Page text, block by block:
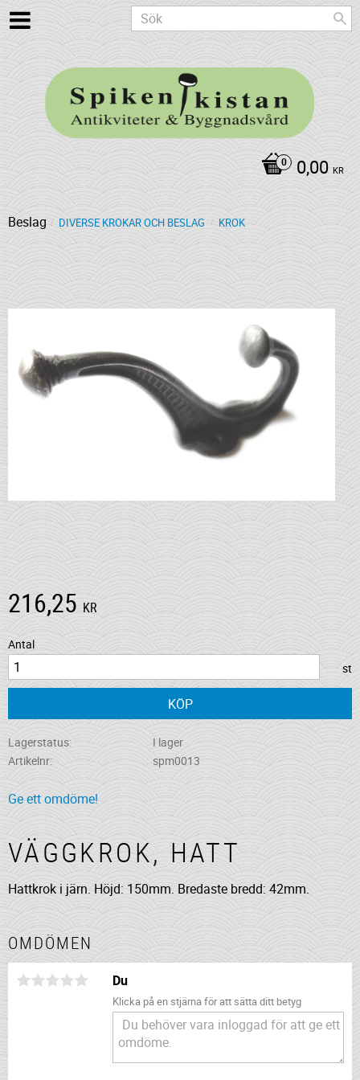
0,00 KR
Beslag DIVERSE KROKAR OCH BESLAG KROK
216,25 KR
Antal
st
KÖP
Lagerstatus
I lager
Artikelnr
spm0013
Ge ett omdöme!
VÄGGKROK, HATT
Hattkrok i järn. Höjd: 150mm. Bredaste bredd: 42mm.
OMDÖMEN
Du
Klicka på en stjärna för att sätta ditt betyg